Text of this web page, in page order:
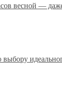
весной —